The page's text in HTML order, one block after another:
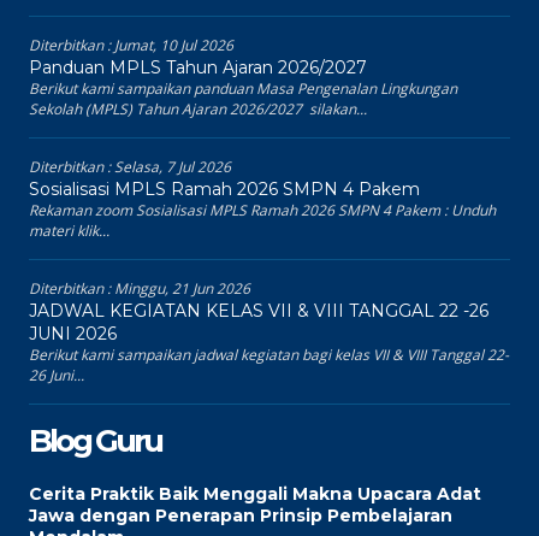
Diterbitkan :Jumat, 10 Jul 2026
Panduan MPLS Tahun Ajaran 2026/2027
Berikut kami sampaikan panduan Masa Pengenalan Lingkungan
Sekolah (MPLS) Tahun Ajaran 2026/2027 silakan...
Diterbitkan :Selasa, 7 Jul 2026
Sosialisasi MPLS Ramah 2026 SMPN 4 Pakem
Rekaman zoom Sosialisasi MPLS Ramah 2026 SMPN 4 Pakem : Unduh
materi klik...
Diterbitkan :Minggu, 21 Jun 2026
JADWAL KEGIATAN KELAS VII & VIII TANGGAL 22 -26
JUNI 2026
Berikut kami sampaikan jadwal kegiatan bagi kelas VII & VIII Tanggal 22-
26 Juni...
Blog Guru
Cerita Praktik Baik Menggali Makna Upacara Adat
Jawa dengan Penerapan Prinsip Pembelajaran